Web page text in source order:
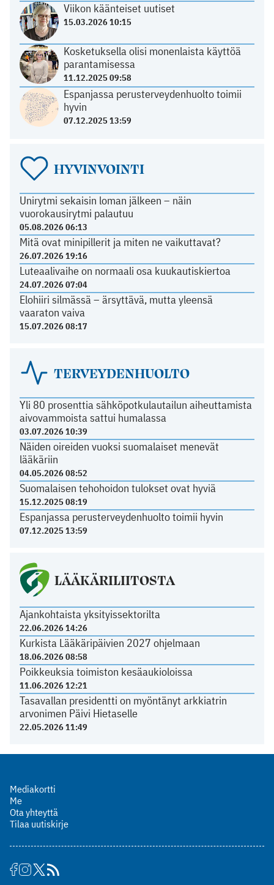
Viikon käänteiset uutiset
15.03.2026 10:15
Kosketuksella olisi monenlaista käyttöä
parantamisessa
11.12.2025 09:58
Espanjassa perusterveydenhuolto toimii
hyvin
07.12.2025 13:59
HYVINVOINTI
Unirytmi sekaisin loman jälkeen – näin
vuorokausirytmi palautuu
05.08.2026 06:13
Mitä ovat minipillerit ja miten ne vaikuttavat?
26.07.2026 19:16
Luteaalivaihe on normaali osa kuukautiskiertoa
24.07.2026 07:04
Elohiiri silmässä – ärsyttävä, mutta yleensä
vaaraton vaiva
15.07.2026 08:17
TERVEYDENHUOLTO
Yli 80 prosenttia sähköpotkulautailun aiheuttamista
aivovammoista sattui humalassa
03.07.2026 10:39
Näiden oireiden vuoksi suomalaiset menevät
lääkäriin
04.05.2026 08:52
Suomalaisen tehohoidon tulokset ovat hyviä
15.12.2025 08:19
Espanjassa perusterveydenhuolto toimii hyvin
07.12.2025 13:59
LÄÄKÄRILIITOSTA
Ajankohtaista yksityissektorilta
22.06.2026 14:26
Kurkista Lääkäripäivien 2027 ohjelmaan
18.06.2026 08:58
Poikkeuksia toimiston kesäaukioloissa
11.06.2026 12:21
Tasavallan presidentti on myöntänyt arkkiatrin
arvonimen Päivi Hietaselle
22.05.2026 11:49
Mediakortti
Me
Ota yhteyttä
Tilaa uutiskirje